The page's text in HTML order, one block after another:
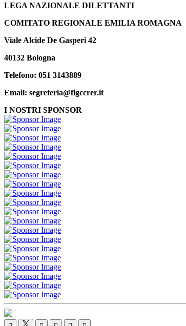
LEGA NAZIONALE DILETTANTI
COMITATO REGIONALE EMILIA ROMAGNA
Viale Alcide De Gasperi 42
40132 Bologna
Telefono: 051 3143889
Email: segreteria@figccrer.it
I NOSTRI SPONSOR